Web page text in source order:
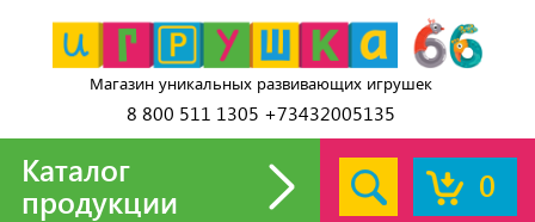
Магазин уникальных развивающих игрушек
8 800 511 1305 +73432005135
0
Каталог
продукции